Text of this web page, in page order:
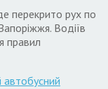
перекрито рух по
Водіїв
правил
автобусний